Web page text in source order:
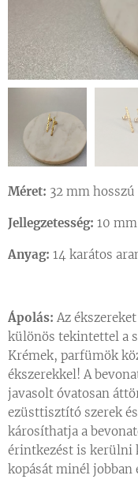
Méret: 32 mm hosszú
Jellegzetesség: 10
Anyag: 14 karátos
Ápolás: Az
különös tekintettel a
Krémek, parfümök
ékszerekkel! A
javasolt óvatosan
ezüsttisztító szerek
károsíthatja a
érintkezést is kerülni
kopását minél jobban